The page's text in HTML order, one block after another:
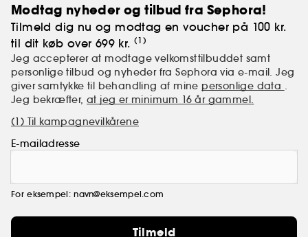
Modtag nyheder og tilbud fra Sephora!
Tilmeld dig nu og modtag en voucher på 100 kr.
til dit køb over 699 kr. (1)
Jeg accepterer at modtage velkomsttilbuddet samt
personlige tilbud og nyheder fra Sephora via e-mail. Jeg
giver samtykke til behandling af mine personlige data
Jeg bekræfter,at jeg er minimum 16 år gammel.
(1) Til kampagnevilkårene
E-mailadresse
For eksempel: navn@eksempel.com
Tilmeld